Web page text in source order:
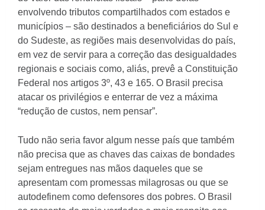
envolvendo tributos compartilhados com estados e
municípios – são destinados a beneficiários do Sul e
do Sudeste, as regiões mais desenvolvidas do país,
em vez de servir para a correção das desigualdades
regionais e sociais como, aliás, prevê a Constituição
Federal nos artigos 3º, 43 e 165. O Brasil precisa
atacar os privilégios e enterrar de vez a máxima
“redução de custos, nem pensar”.
Tudo não seria favor algum nesse país que também
não precisa que as chaves das caixas de bondades
sejam entregues nas mãos daqueles que se
apresentam com promessas milagrosas ou que se
autodefinem como defensores dos pobres. O Brasil